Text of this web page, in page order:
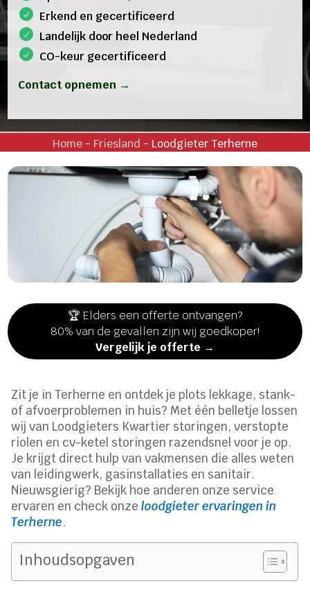
Erkend en gecertificeerd
Landelijk door heel Nederland
CO-keur gecertificeerd
Contact opnemen →
Home- Friesland - Loodgieter Terherne
🏆 Elders een offerte ontvangen?
80% van de gevallen zijn wij goedkoper!
Vergelijk je offerte →
Zit je in Terherne en ontdek je plots lekkage, stank-
of afvoerproblemen in huis? Met één belletje lossen
wij van Loodgieters Kwartier storingen, verstopte
riolen en cv-ketel storingen razendsnel voor je op.
Je krijgt direct hulp van vakmensen die alles weten
van leidingwerk, gasinstallaties en sanitair.
Nieuwsgierig? Bekijk hoe anderen onze service
ervaren en check onzeloodgieter ervaringen in
Terherne.
Inhoudsopgaven